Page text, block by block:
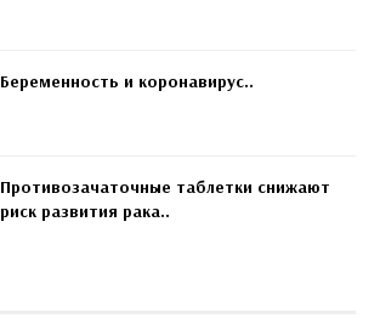
Беременность и коронавирус..
Противозачаточные таблетки снижают
риск развития рака..